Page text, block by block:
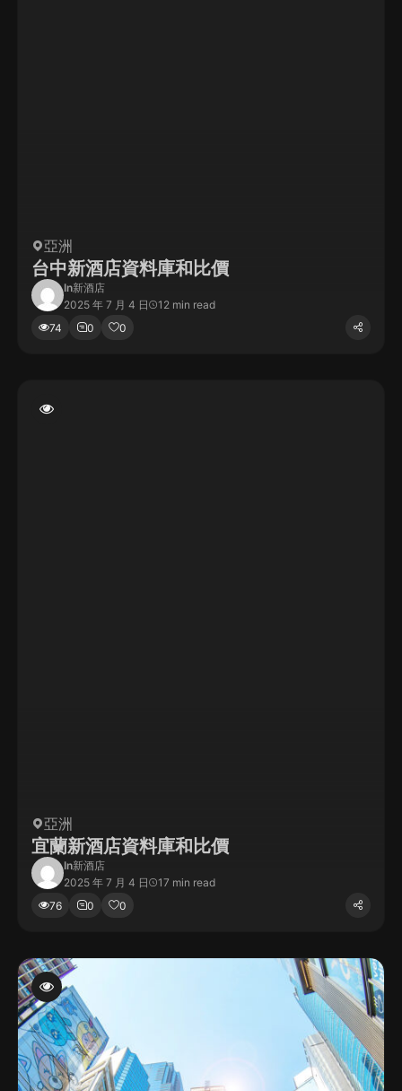
亞洲
台中新酒店資料庫和比價
In新酒店
2025 年 7 月 4 日
12 min read
74
0 0
亞洲
宜蘭新酒店資料庫和比價
In新酒店
2025 年 7 月 4 日
17 min read
76
0 0